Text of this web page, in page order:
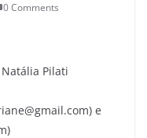
0 Comments
Pilati
e